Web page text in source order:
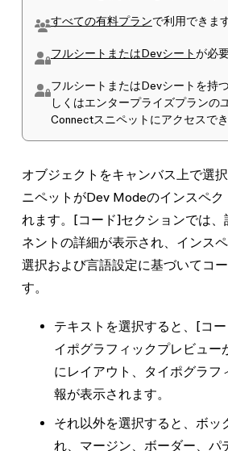
すべての有料プランで利用できま
フルシートまたはDevシートが必
フルシートまたはDevシートを持
しくはエンタープライズプランの
Connectスニペットにアクセスでき
オブジェクトをキャンバス上で選
ニペットがDev Modeのインスペク
れます。 [コード]セクションでは
ネントの詳細が表示され、インス
選択および言語設定に基づいてコ
す。
テキストを選択すると、 [コ
イポグラフィックプレビュー
にレイアウト、タイポグラフ
報が表示されます。
それ以外を選択すると、ボッ
れ、マージン、ボーダー、パ